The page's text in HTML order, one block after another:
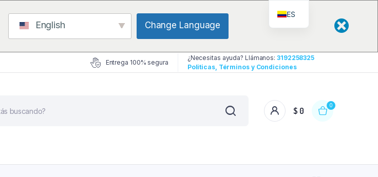
English Change Language
Entrega 100% segura
¿Necesitas ayuda? Llámanos: 3192258325
Politicas, Términos y Condiciones
$ 0
0
ES